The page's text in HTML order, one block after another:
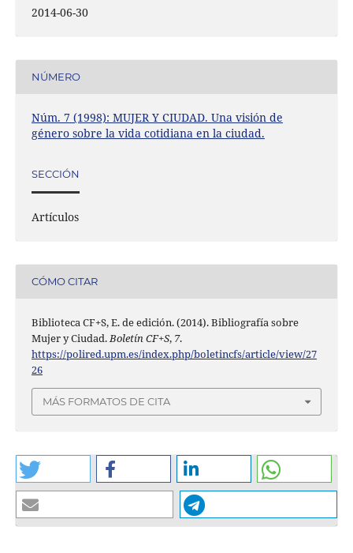
2014-06-30
NÚMERO
Núm. 7 (1998): MUJER Y CIUDAD. Una visión de
género sobre la vida cotidiana en la ciudad.
SECCIÓN
Artículos
CÓMO CITAR
Biblioteca CF+S, E. de edición. (2014). Bibliografía sobre
Mujer y Ciudad.Boletín CF+S, 7.
https://polired.upm.es/index.php/boletincfs/article/view/27
26
MÁS FORMATOS DE CITA